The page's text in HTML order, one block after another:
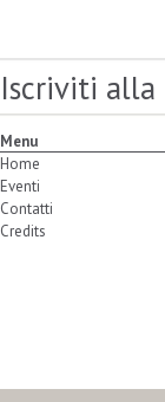
Iscriviti alla
Menu
Home
Eventi
Contatti
Credits